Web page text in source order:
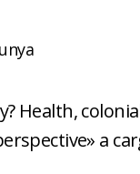
Health,
a